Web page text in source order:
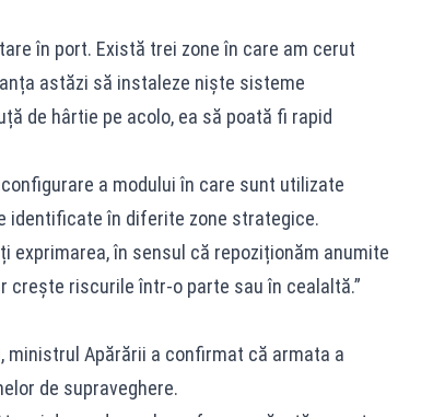
în port. Există trei zone în care am cerut
astăzi să instaleze niște sisteme
de hârtie pe acolo, ea să poată fi rapid
a modului în care sunt utilizate
identificate în diferite zone strategice.
exprimarea, în sensul că repoziționăm anumite
riscurile într-o parte sau în cealaltă.”
ministrul Apărării a confirmat că armata a
de supraveghere.